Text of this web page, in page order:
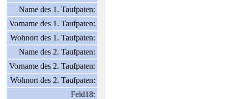
Name des 1. Taufpaten:
Vorname des 1. Taufpaten:
Wohnort des 1. Taufpaten:
Name des 2. Taufpaten:
Vorname des 2. Taufpaten:
Wohnort des 2. Taufpaten:
Feld18: